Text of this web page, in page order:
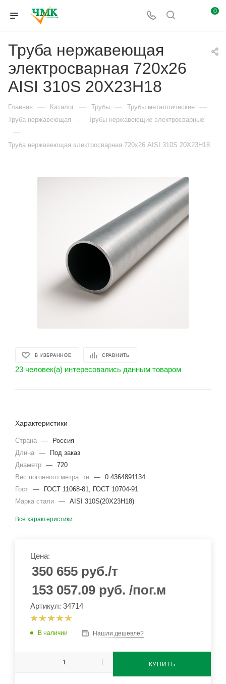
0
Труба нержавеющая
электросварная 720х26
AISI 310S 20Х23Н18
Главная — Каталог — Трубы — Трубы металлические —
Труба нержавеющая — Трубы нержавеющие электросварные
—
Труба нержавеющая электросварная 720х26 AISI 310S 20Х23Н18
В ИЗБРАННОЕ СРАВНИТЬ
23 человек(а) интересовались данным товаром
Характеристики
Страна —
Россия
Длина —
Под заказ
Диаметр — 720
Вес погонного метра. тн — 0.4364891134
Гост —
ГОСТ 11068-81, ГОСТ 10704-91
Марка стали — AISI 310S(20Х23Н18)
Все характеристики
Цена:
350 655 руб./т
153 057.09 руб. /пог.м
Артикул: 34714
В наличии Нашли дешевле?
КУПИТЬ